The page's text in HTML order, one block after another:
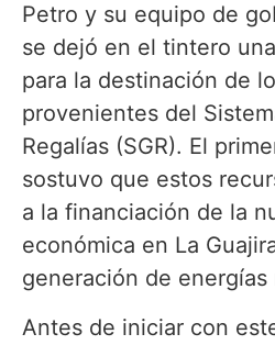
Petro y su equipo de
se dejó en el tintero
para la destinación de
provenientes del
Regalías (SGR). El
sostuvo que estos
a la financiación de la
económica en La
generación de energías
Antes de iniciar con